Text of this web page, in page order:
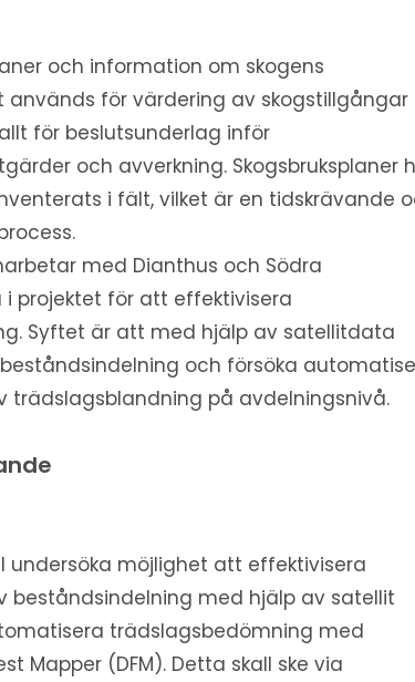
och information om skogens
används för värdering av skogstillgångar
för beslutsunderlag inför
och avverkning. Skogsbruksplaner
i fält, vilket är en tidskrävande
med Dianthus och Södra
i projektet för att effektivisera
Syftet är att med hjälp av satellitdata
och försöka
trädslagsblandning på avdelningsnivå.
undersöka möjlighet att effektivisera
beståndsindelning med hjälp av satellit
trädslagsbedömning med
Mapper (DFM). Detta skall ske via